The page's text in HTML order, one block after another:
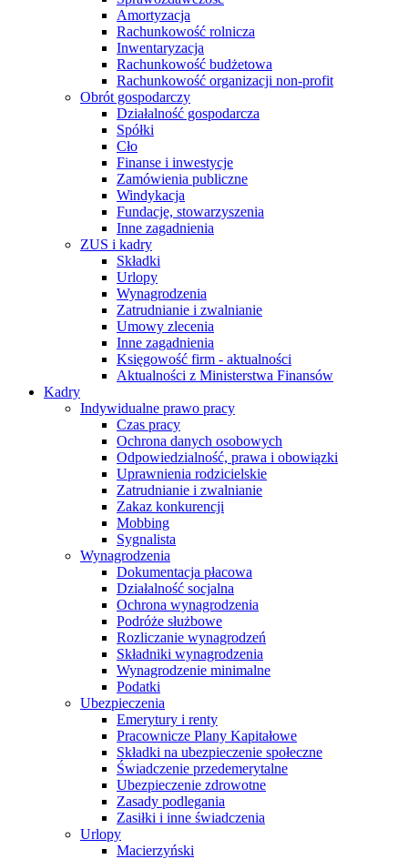
Amortyzacja
Rachunkowość rolnicza
Inwentaryzacja
Rachunkowość budżetowa
Rachunkowość organizacji non-profit
Obrót gospodarczy
Działalność gospodarcza
Spółki
Cło
Finanse i inwestycje
Zamówienia publiczne
Windykacja
Fundacje, stowarzyszenia
Inne zagadnienia
ZUS i kadry
Składki
Urlopy
Wynagrodzenia
Zatrudnianie i zwalnianie
Umowy zlecenia
Inne zagadnienia
Księgowość firm - aktualności
Aktualności z Ministerstwa Finansów
Kadry
Indywidualne prawo pracy
Czas pracy
Ochrona danych osobowych
Odpowiedzialność, prawa i obowiązki
Uprawnienia rodzicielskie
Zatrudnianie i zwalnianie
Zakaz konkurencji
Mobbing
Sygnalista
Wynagrodzenia
Dokumentacja płacowa
Działalność socjalna
Ochrona wynagrodzenia
Podróże służbowe
Rozliczanie wynagrodzeń
Składniki wynagrodzenia
Wynagrodzenie minimalne
Podatki
Ubezpieczenia
Emerytury i renty
Pracownicze Plany Kapitałowe
Składki na ubezpieczenie społeczne
Świadczenie przedemerytalne
Ubezpieczenie zdrowotne
Zasady podlegania
Zasiłki i inne świadczenia
Urlopy
Macierzyński